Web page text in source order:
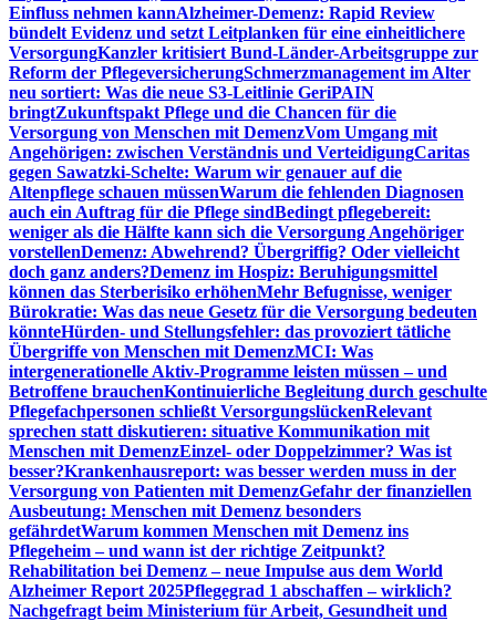
Einfluss nehmen kannAlzheimer-Demenz: Rapid Review
bündelt Evidenz und setzt Leitplanken für eine einheitlichere
VersorgungKanzler kritisiert Bund-Länder-Arbeitsgruppe zur
Reform der PflegeversicherungSchmerzmanagement im Alter
neu sortiert: Was die neue S3-Leitlinie GeriPAIN
bringtZukunftspakt Pflege und die Chancen für die
Versorgung von Menschen mit DemenzVom Umgang mit
Angehörigen: zwischen Verständnis und VerteidigungCaritas
gegen Sawatzki-Schelte: Warum wir genauer auf die
Altenpflege schauen müssenWarum die fehlenden Diagnosen
auch ein Auftrag für die Pflege sindBedingt pflegebereit:
weniger als die Hälfte kann sich die Versorgung Angehöriger
vorstellenDemenz: Abwehrend? Übergriffig? Oder vielleicht
doch ganz anders?Demenz im Hospiz: Beruhigungsmittel
können das Sterberisiko erhöhenMehr Befugnisse, weniger
Bürokratie: Was das neue Gesetz für die Versorgung bedeuten
könnteHürden- und Stellungsfehler: das provoziert tätliche
Übergriffe von Menschen mit DemenzMCI: Was
intergenerationelle Aktiv-Programme leisten müssen – und
Betroffene brauchenKontinuierliche Begleitung durch geschulte
Pflegefachpersonen schließt VersorgungslückenRelevant
sprechen statt diskutieren: situative Kommunikation mit
Menschen mit DemenzEinzel- oder Doppelzimmer? Was ist
besser?Krankenhausreport: was besser werden muss in der
Versorgung von Patienten mit DemenzGefahr der finanziellen
Ausbeutung: Menschen mit Demenz besonders
gefährdetWarum kommen Menschen mit Demenz ins
Pflegeheim – und wann ist der richtige Zeitpunkt?
Rehabilitation bei Demenz – neue Impulse aus dem World
Alzheimer Report 2025Pflegegrad 1 abschaffen – wirklich?
Nachgefragt beim Ministerium für Arbeit, Gesundheit und